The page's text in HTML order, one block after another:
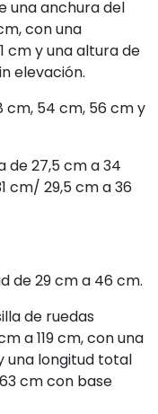
una anchura del
con una
cm y una altura de
elevación.
cm, 54 cm, 56 cm y
de 27,5 cm a 34
cm/ 29,5 cm a 36
de 29 cm a 46 cm.
de ruedas
a 119 cm, con una
una longitud total
cm con base